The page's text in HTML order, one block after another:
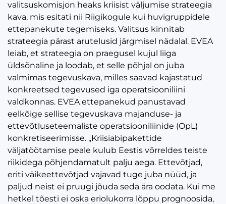
valitsuskomisjon heaks kriisist väljumise strateegia
kava, mis esitati nii Riigikogule kui huvigruppidele
ettepanekute tegemiseks. Valitsus kinnitab
strateegia pärast arutelusid järgmisel nädalal. EVEA
leiab, et strateegia on praegusel kujul liiga
üldsõnaline ja loodab, et selle põhjal on juba
valmimas tegevuskava, milles saavad kajastatud
konkreetsed tegevused iga operatsiooniliini
valdkonnas. EVEA ettepanekud panustavad
eelkõige sellise tegevuskava majanduse- ja
ettevõtluseteemaliste operatsiooniliinide (OpL)
konkretiseerimisse. „Kriisiabipakettide
väljatöötamise peale kulub Eestis võrreldes teiste
riikidega põhjendamatult palju aega. Ettevõtjad,
eriti väikeettevõtjad vajavad tuge juba nüüd, ja
paljud neist ei pruugi jõuda seda ära oodata. Kui me
hetkel tõesti ei oska eriolukorra lõppu prognoosida,